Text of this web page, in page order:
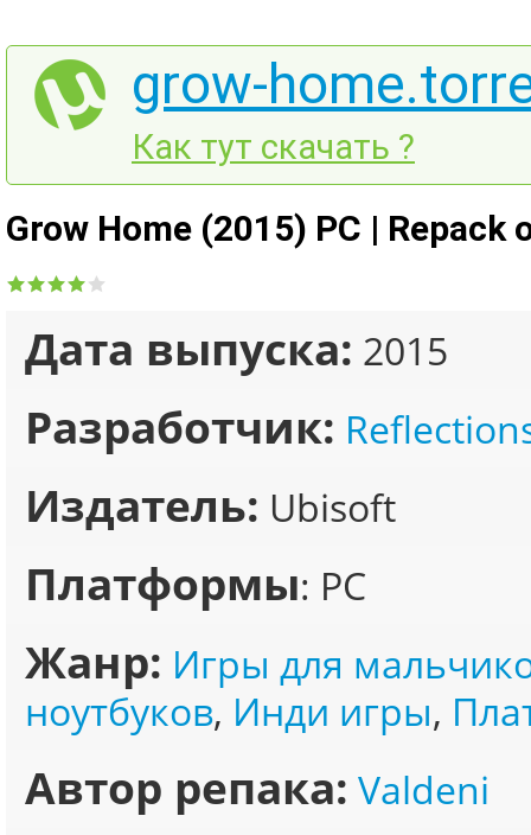
grow-
Как тут скачать ?
Grow Home (2015) PC | Repack
Дата выпуска: 2015
Разработчик:
Издатель: Ubisoft
Платформы: PC
Жанр: Игры для
ноутбуков, Инди игры,
Автор репака: Valdeni